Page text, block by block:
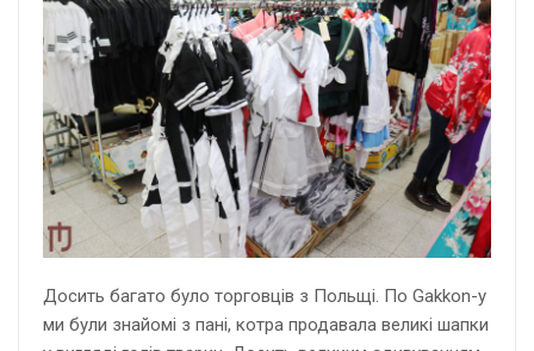
Досить багато було торговців з Польщі. По Gakkon-у
ми були знайомі з пані, котра продавала великі шапки